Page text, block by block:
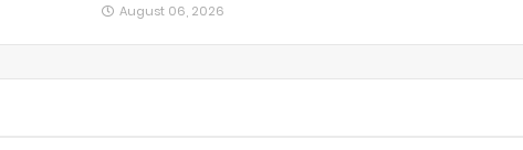
August 06, 2026